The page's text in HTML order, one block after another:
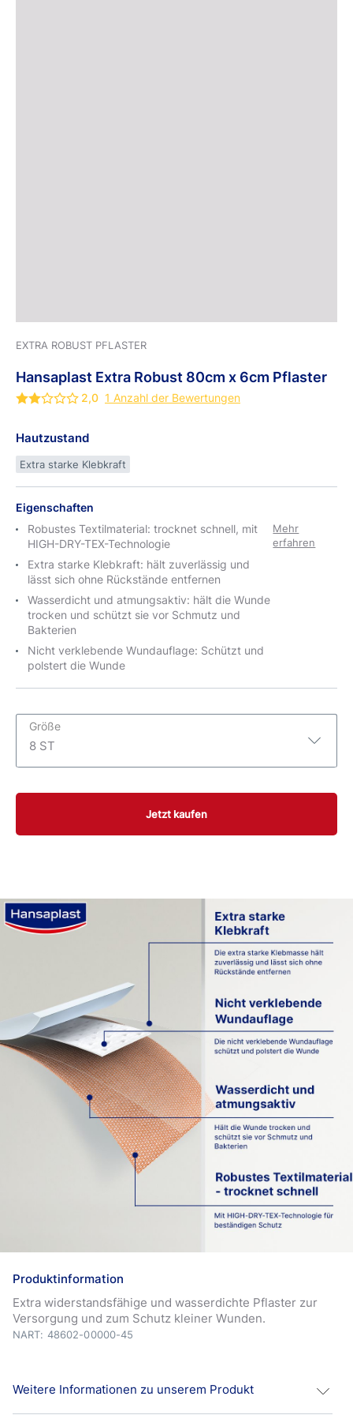
EXTRA ROBUST PFLASTER
Hansaplast Extra Robust 80cm x 6cm Pflaster
2,0 1 Anzahl der Bewertungen
Hautzustand
Extra starke Klebkraft
Eigenschaften
Robustes Textilmaterial: trocknet schnell, mit
HIGH-DRY-TEX-Technologie
Extra starke Klebkraft: hält zuverlässig und
lässt sich ohne Rückstände entfernen
Wasserdicht und atmungsaktiv: hält die Wunde
trocken und schützt sie vor Schmutz und
Bakterien
Nicht verklebende Wundauflage: Schützt und
polstert die Wunde
Mehr
erfahren
Größe
8 ST
Jetzt kaufen
Produktinformation
Extra widerstandsfähige und wasserdichte Pflaster zur
Versorgung und zum Schutz kleiner Wunden.
NART: 48602-00000-45
Weitere Informationen zu unserem Produkt